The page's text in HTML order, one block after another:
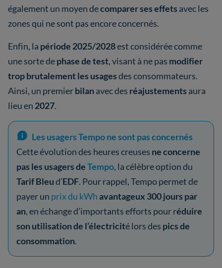
également un moyen decomparer ses effets avec les
zones qui ne sont pas encore concernés.
Enfin, la période 2025/2028est considérée comme
une sorte dephase de test, visant à ne pas modifier
trop brutalement les usagesdes consommateurs.
Ainsi, un premierbilanavec des réajustements aura
lieu en 2027.
Les usagers Tempo ne sont pas concernés
Cette évolution des heures creuses ne concerne
pas les usagers deTempo, la célèbre option du
Tarif Bleud’EDF. Pour rappel, Tempo permet de
payer un prix du kWhavantageux 300 jours par
an, en échange d’importants efforts pour réduire
son utilisation de l’électricité lors des pics de
consommation.